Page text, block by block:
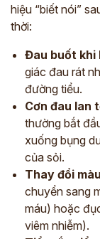
hiệu “biết nói”
thời:
Đau buốt khi
giác đau rát
đường tiểu.
Cơn đau lan
thường bắt
xuống bụng
của sỏi.
Thay đổi
chuyển sang
máu) hoặc
viêm nhiễm).